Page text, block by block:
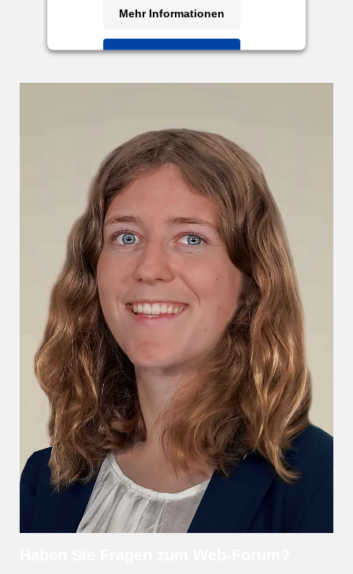
Mehr Informationen
Akzeptieren
powered byUsercentrics Consent